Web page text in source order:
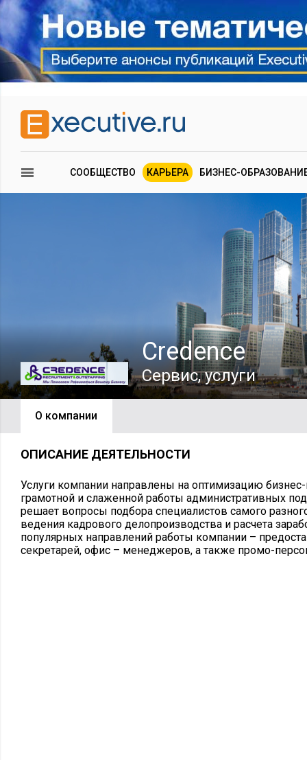
СООБЩЕСТВО КАРЬЕРА БИЗНЕС-
Credence
Сервис, услуги
О компании
ОПИСАНИЕ ДЕЯТЕЛЬНОСТИ
Услуги компании направлены на оптимизацию
грамотной и слаженной работы административных
решает вопросы подбора специалистов самого
ведения кадрового делопроизводства и расчета
популярных направлений работы компании –
секретарей, офис – менеджеров, а также промо-